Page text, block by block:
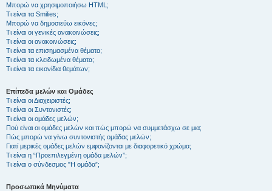
Μπορώ να χρησιμοποιήσω HTML;
Τι είναι τα Smilies;
Μπορώ να δημοσιεύω εικόνες;
Τι είναι οι γενικές ανακοινώσεις;
Τι είναι οι ανακοινώσεις;
Τι είναι τα επισημασμένα θέματα;
Τι είναι τα κλειδωμένα θέματα;
Τι είναι τα εικονίδια θεμάτων;
Επίπεδα μελών και Ομάδες
Τι είναι οι Διαχειριστές;
Τι είναι οι Συντονιστές;
Τι είναι οι ομάδες μελών;
Πού είναι οι ομάδες μελών και πώς μπορώ να συμμετάσχω σε μια;
Πώς μπορώ να γίνω συντονιστής ομάδας μελών;
Γιατί μερικές ομάδες μελών εμφανίζονται με διαφορετικό χρώμα;
Τι είναι η “Προεπιλεγμένη ομάδα μελών”;
Τι είναι ο σύνδεσμος "Η ομάδα”;
Προσωπικά Μηνύματα